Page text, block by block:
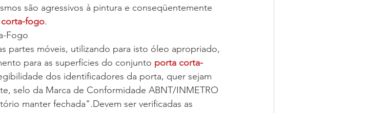
são agressivos à pintura e conseqüentemente
fogo.
Fogo
partes móveis, utilizando para isto óleo apropriado,
para as superfícies do conjunto porta corta-
dos identificadores da porta, quer sejam
selo da Marca de Conformidade ABNT/INMETRO
manter fechada".Devem ser verificadas as